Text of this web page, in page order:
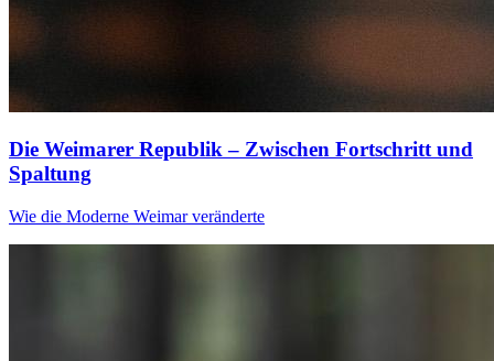
Die Weimarer Republik – Zwischen Fortschritt und
Spaltung
Wie die Moderne Weimar veränderte